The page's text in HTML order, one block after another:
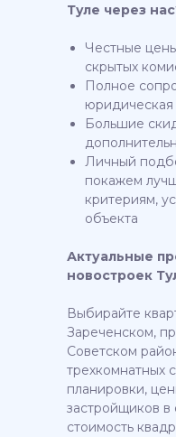
Туле через
Честные
скрытых
Полное
Большие
Личный
покажем
критериям,
объекта
Актуальные
новостроек
Выбирайте
Зареченском,
Советском
трехкомнатных
планировки,
застройщиков
стоимость